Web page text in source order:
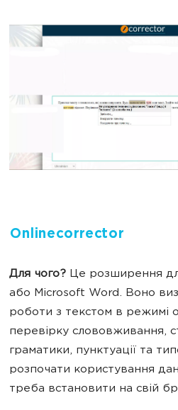
Onlinecorrector
Для чого? Це розширення
або Microsoft Word. Воно
роботи з текстом в режимі
перевірку слововживання,
граматики, пунктуації та
розпочати користування
треба встановити на свій